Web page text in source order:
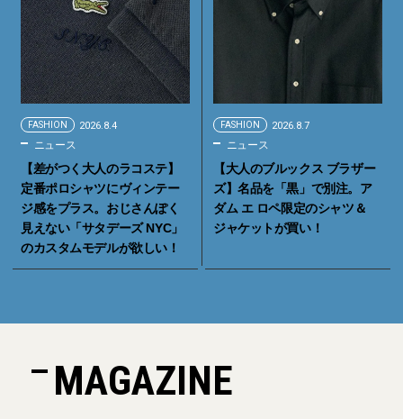
FASHION 2026.8.4
ニュース
【差がつく大人のラコステ】
定番ポロシャツにヴィンテー
ジ感をプラス。おじさんぽく
見えない「サタデーズ NYC」
のカスタムモデルが欲しい！
FASHION 2026.8.7
ニュース
【大人のブルックス ブラザー
ズ】名品を「黒」で別注。ア
ダム エ ロペ限定のシャツ＆
ジャケットが買い！
MAGAZINE